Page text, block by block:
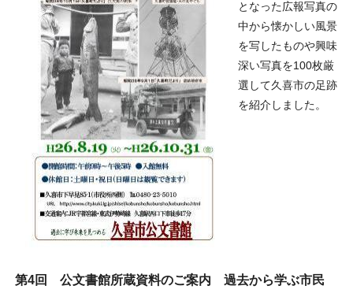
となった広報写真の
中から懐かしい風景
を写したものや興味
深い写真を100枚厳
選して久喜市の足跡
を紹介しました。
第4回 公文書館所蔵資料のご案内 過去から学ぶ市民